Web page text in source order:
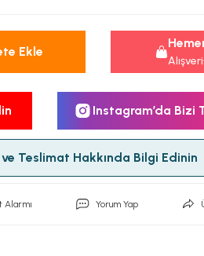
Ekle
Instagram’da Bizi
Teslimat Hakkında Bilgi Edinin
Alarmı Yorum Yap